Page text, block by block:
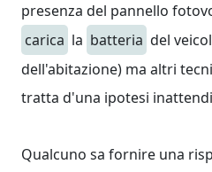
presenza del pannello
carica la batteria del
dell'abitazione) ma altri
tratta d'una ipotesi
Qualcuno sa fornire una